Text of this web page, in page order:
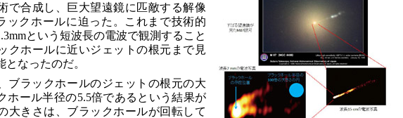
で合成し、巨大望遠鏡に匹敵する解像
ックホールに迫った。これまで技術的
という短波長の電波で観測すること
クホールに近いジェットの根元まで見
なったのだ。
ブラックホールのジェットの根元の大
ホール半径の5.5倍であるという結果が
大きさは、ブラックホールが回転して